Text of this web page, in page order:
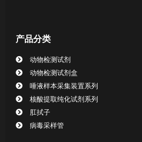
产品分类
动物检测试剂
动物检测试剂盒
唾液样本采集装置系列
核酸提取纯化试剂系列
肛拭子
病毒采样管